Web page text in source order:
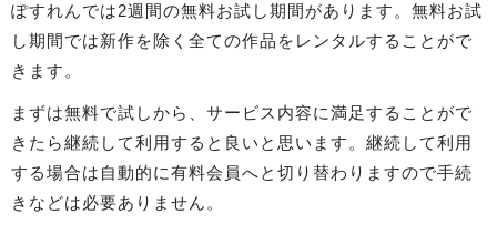
ぽすれんでは2週間の無料お試し期間があります。無料お試
し期間では新作を除く全ての作品をレンタルすることがで
きます。
まずは無料で試しから、サービス内容に満足することがで
きたら継続して利用すると良いと思います。継続して利用
する場合は自動的に有料会員へと切り替わりますので手続
きなどは必要ありません。